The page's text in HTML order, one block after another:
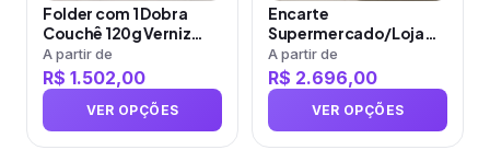
Folder com 1 Dobra
Couchê 120g Verniz
Total Frente e Verso
A partir de
R$ 1.502,00
VER OPÇÕES
podem
ser
escolhidas
página
Encarte
Supermercado/Loja
Sulfite 75g Sem Verniz
A partir de
R$ 2.696,00
VER OPÇÕES
podem
ser
escolhidas
página